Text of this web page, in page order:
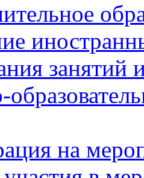
занятий
на